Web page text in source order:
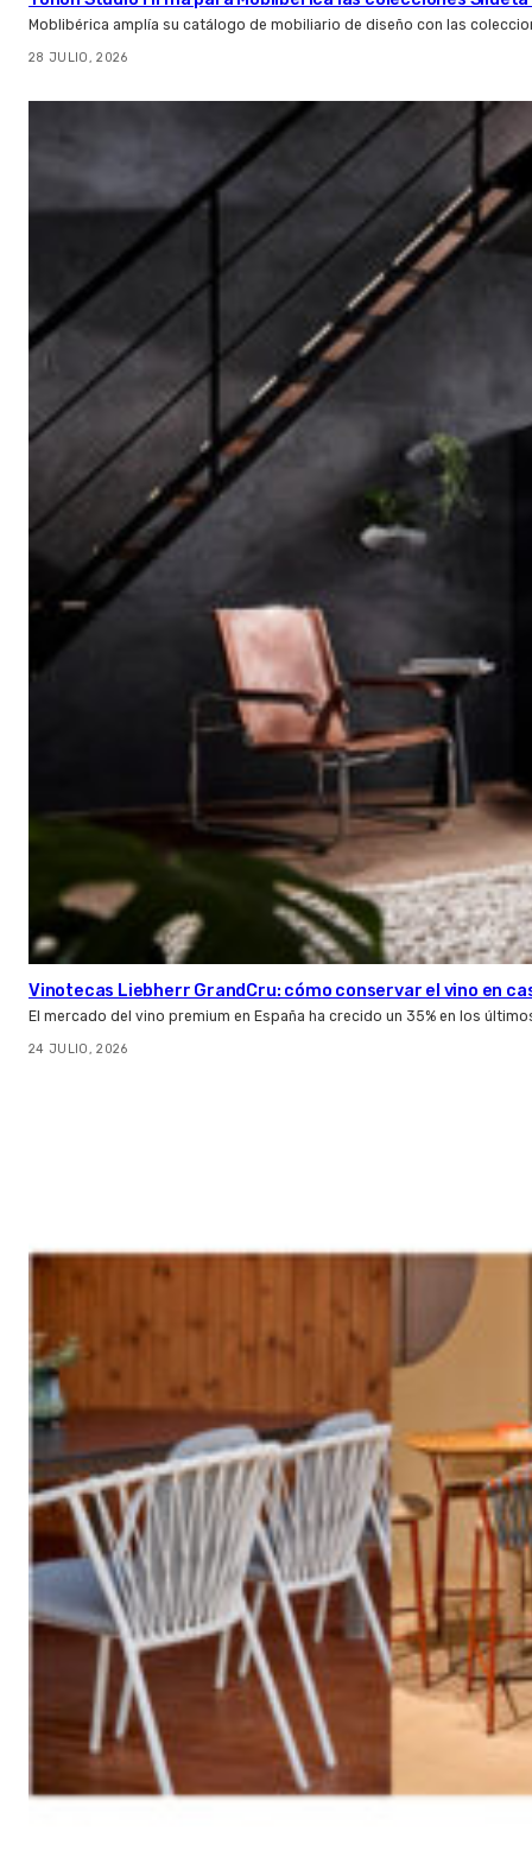
Moblibérica amplía su catálogo de mobiliario de diseño con las
28 JULIO, 2026
Vinotecas Liebherr GrandCru: cómo conservar el vino en
El mercado del vino premium en España ha crecido un 35% en los
24 JULIO, 2026